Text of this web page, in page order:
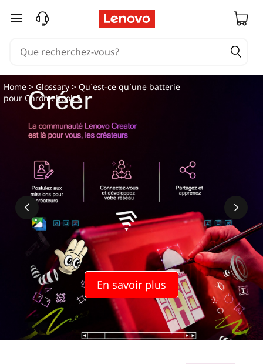
Q
e
n
passer au contenu principal
En savoir plus
Home >Glossary > Qu`est-ce qu`une batterie
pour Chromebook ?